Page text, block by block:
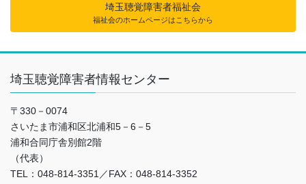
埼玉聴覚障害者福祉会
福祉会のホームページはこちらから
埼玉聴覚障害者情報センター
〒330－0074
さいたま市浦和区北浦和5－6－5
浦和合同庁舎別館2階
（代表）
TEL：048‐814‐3351／FAX：048‐814-3352